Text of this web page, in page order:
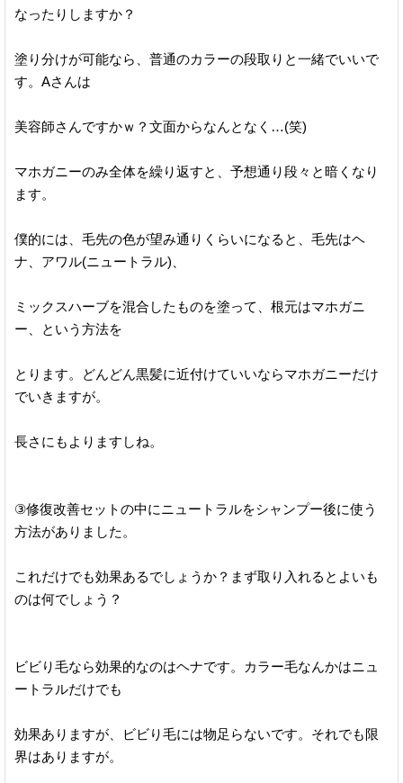
なったりしますか？
塗り分けが可能なら、普通のカラーの段取りと一緒でいいで
す。Aさんは
美容師さんですかｗ？文面からなんとなく…(笑)
マホガニーのみ全体を繰り返すと、予想通り段々と暗くなり
ます。
僕的には、毛先の色が望み通りくらいになると、毛先はヘ
ナ、アワル(ニュートラル)、
ミックスハーブを混合したものを塗って、根元はマホガニ
ー、という方法を
とります。どんどん黒髪に近付けていいならマホガニーだけ
でいきますが。
長さにもよりますしね。
③修復改善セットの中にニュートラルをシャンプー後に使う
方法がありました。
これだけでも効果あるでしょうか？まず取り入れるとよいも
のは何でしょう？
ビビり毛なら効果的なのはヘナです。カラー毛なんかはニュ
ートラルだけでも
効果ありますが、ビビり毛には物足らないです。それでも限
界はありますが。